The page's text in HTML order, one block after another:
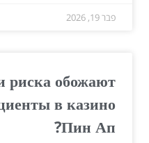
פבר 19, 2026
риска обожают
в казино
Пин Ап?